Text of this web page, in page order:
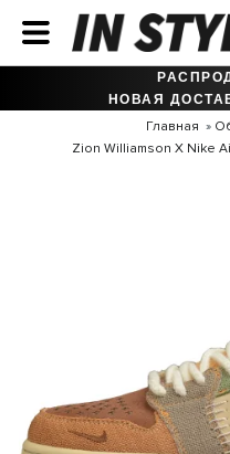
НОВАЯ
Главная
Zion Williamson X Nike